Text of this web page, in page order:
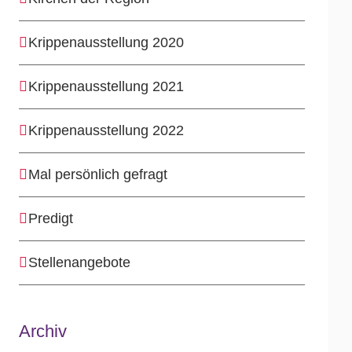
Krippenausstellung 2020
Krippenausstellung 2021
Krippenausstellung 2022
Mal persönlich gefragt
Predigt
Stellenangebote
Archiv